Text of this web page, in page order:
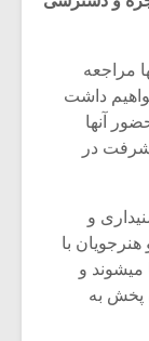
مراجعه
داشت
آنها
در
و
با
میشوند و
پخش به
دوره